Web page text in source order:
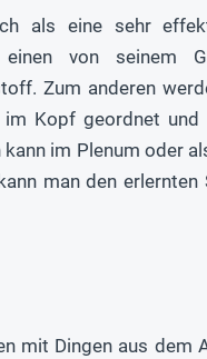
als eine sehr
von seinem
Zum anderen
Kopf geordnet und
im Plenum oder
man den
mit Dingen aus dem